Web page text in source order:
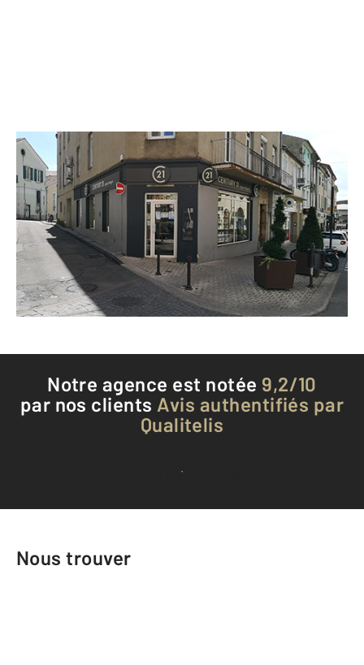
CENTURY 21 Agence Nogier
20 boulevard Pasteur
AUBENAS - 07200
Envoyer un message
Téléphoner à l'agence
Notre agence est notée 9,2/10
par nos clients Avis authentifiés par
Qualitelis
Voir tous les avis clients
Nous trouver